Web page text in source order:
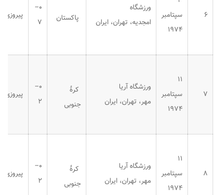
۶
سپتامبر
۱۹۷۴
ورزشگاه
امجدیه، تهران، ایران
پاکستان
۰–
۷
پیروزی
۷
۱۱
سپتامبر
۱۹۷۴
ورزشگاه آریا
مهر، تهران، ایران
کرهٔ
جنوبی
۰–
۲
پیروزی
۸
۱۱
سپتامبر
۱۹۷۴
ورزشگاه آریا
مهر، تهران، ایران
کرهٔ
جنوبی
۰–
۲
پیروزی